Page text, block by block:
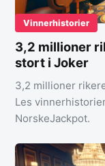
Vinnerhistorier
3,2 millioner
stort i Joker
3,2 millioner
Les
NorskeJackpot.